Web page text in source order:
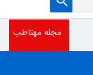
مجله مهتاطب